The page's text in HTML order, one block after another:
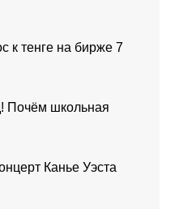
к тенге на бирже 7
Почём школьная
Канье Уэста